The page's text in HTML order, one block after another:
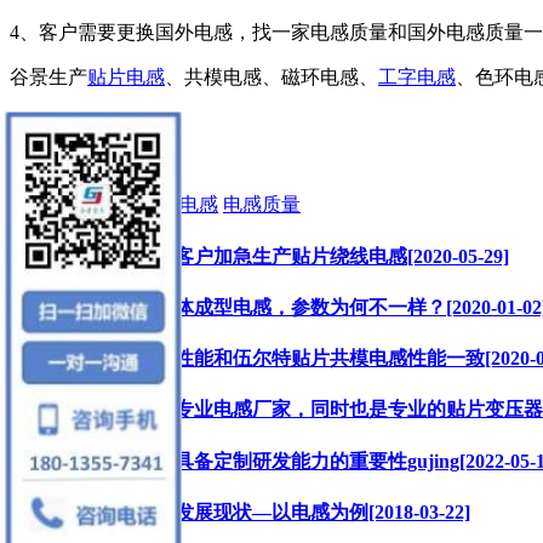
4、客户需要更换国外电感，找一家电感质量和国外电感质量
谷景生产贴片电感 、共模电感、磁环电感、 工字电感 、色环
mira
标签: 电感厂家 定制电感 电感质量
为电加热模块客户加急生产贴片绕线电感[2020-05-29]
型号相同的一体成型电感，参数为何不一样？[2020-01-
贴片共模电感性能和伍尔特贴片共模电感性能一致[2020-
苏州谷景电子专业电感厂家，同时也是专业的贴片变压
磁环电感厂家具备定制研发能力的重要性gujing[2022-05-
加工制造业的发展现状—以电感为例[2018-03-22]